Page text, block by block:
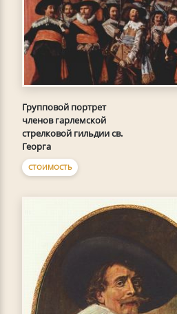
Групповой портрет
членов гарлемской
стрелковой гильдии св.
Георга
СТОИМОСТЬ